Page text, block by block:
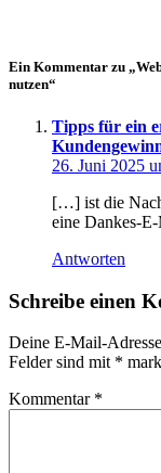
Ein Kommentar zu
nutzen“
Tipps für ein
26. Juni 2025
[…] i‬st d‬ie
e‬ine Dankes-
Antworten
Schreibe einen
Deine E-Mail-
Felder sind mit *
Kommentar *